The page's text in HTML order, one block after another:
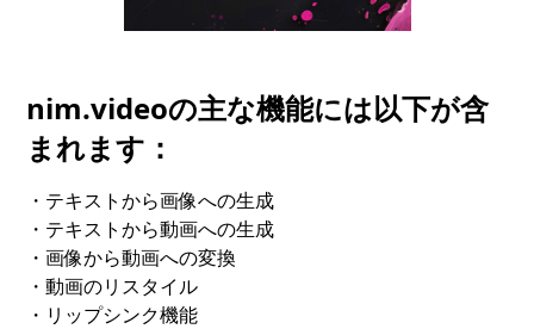
nim.videoの主な機能には以下が含
まれます：
・テキストから画像への生成
・テキストから動画への生成
・画像から動画への変換
・動画のリスタイル
・リップシンク機能